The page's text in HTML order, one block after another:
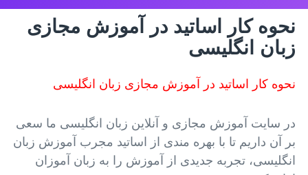
نحوه کار اساتید در آموزش مجازی
زبان انگلیسی
نحوه کار اساتید در آموزش مجازی زبان انگلیسی
در سایت آموزش مجازی و آنلاین زبان انگلیسی ما سعی
بر آن داریم تا با بهره مندی از اساتید مجرب آموزش زبان
انگلیسی، تجربه جدیدی از آموزش را به زبان آموزان